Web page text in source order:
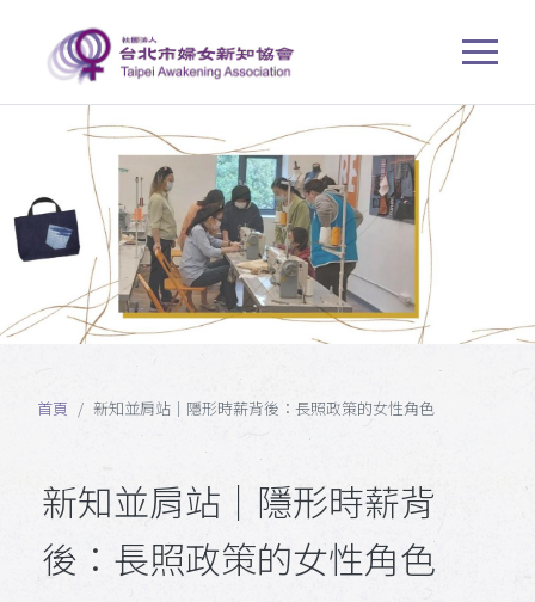
首頁 新知並肩站｜隱形時薪背後：長照政策的女性角色
新知並肩站｜隱形時薪背
後：長照政策的女性角色